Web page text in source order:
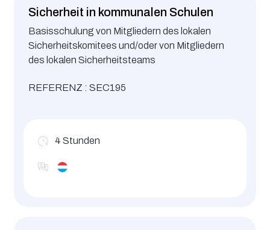
Sicherheit in kommunalen Schulen
Basisschulung von Mitgliedern des lokalen
Sicherheitskomitees und/oder von Mitgliedern
des lokalen Sicherheitsteams
REFERENZ : SEC195
4 Stunden